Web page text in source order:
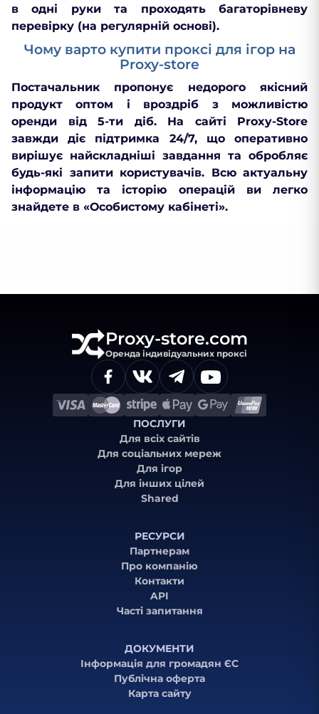
в одні руки та проходять багаторівневу
перевірку (на регулярній основі).
Чому варто купити проксі для ігор на
Proxy-store
Постачальник пропонує недорого якісний
продукт оптом і вроздріб з можливістю
оренди від 5-ти діб. На сайті Proxy-Store
завжди діє підтримка 24/7, що оперативно
вирішує найскладніші завдання та обробляє
будь-які запити користувачів. Всю актуальну
інформацію та історію операцій ви легко
знайдете в «Особистому кабінеті».
Proxy-store.com
Оренда індивідуальних проксі
ПОСЛУГИ
Для всіх сайтів
Для соціальних мереж
Для ігор
Для інших цілей
Shared
РЕСУРСИ
Партнерам
Про компанію
Контакти
API
Часті запитання
ДОКУМЕНТИ
Інформація для громадян ЄС
Публічна оферта
Карта сайту